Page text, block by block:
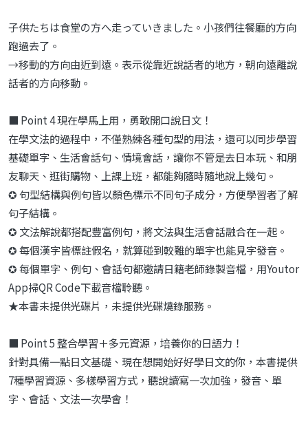
子供たちは食堂の方へ走っていきました。小孩們往餐廳的方向
跑過去了。
→移動的方向由近到遠。表示從靠近說話者的地方，朝向遠離說
話者的方向移動。
■ Point 4 現在學馬上用，勇敢開口說日文！
在學文法的過程中，不僅熟練各種句型的用法，還可以同步學習
基礎單字、生活會話句、情境會話，讓你不管是去日本玩、和朋
友聊天、逛街購物、上課上班，都能夠隨時隨地說上幾句。
✪ 句型結構與例句皆以顏色標示不同句子成分，方便學習者了解
句子結構。
✪ 文法解說都搭配豐富例句，將文法與生活會話融合在一起。
✪ 每個漢字皆標註假名，就算碰到較難的單字也能見字發音。
✪ 每個單字、例句、會話句都邀請日籍老師錄製音檔，用Youtor
App掃QR Code下載音檔聆聽。
★本書未提供光碟片，未提供光碟燒錄服務。
■ Point 5 整合學習＋多元資源，培養你的日語力！
針對具備一點日文基礎、現在想開始好好學日文的你，本書提供
7種學習資源、多樣學習方式，聽說讀寫一次加強，發音、單
字、會話、文法一次學會！